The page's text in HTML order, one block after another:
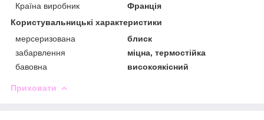
Країна виробник
Франція
Користувальницькі характеристики
мерсеризована
блиск
забарвлення
міцна, термостійка
бавовна
високоякісний
Приховати